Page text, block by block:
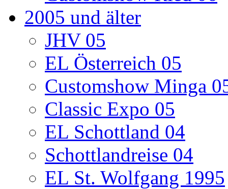
2005 und älter
JHV 05
EL Österreich 05
Customshow Minga
Classic Expo 05
EL Schottland 04
Schottlandreise 04
EL St. Wolfgang 1995